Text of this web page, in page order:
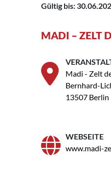
Gültig bis:
MADI – ZELT
Madi - Zelt
Bernhard-
13507 Berlin
WEBSEITE
www.madi-